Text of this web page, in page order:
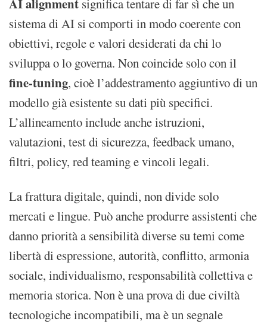
AI alignment significa tentare di far sì che un
sistema di AI si comporti in modo coerente con
obiettivi, regole e valori desiderati da chi lo
sviluppa o lo governa. Non coincide solo con il
fine-tuning, cioè l’addestramento aggiuntivo di un
modello già esistente su dati più specifici.
L’allineamento include anche istruzioni,
valutazioni, test di sicurezza, feedback umano,
filtri, policy, red teaming e vincoli legali.
La frattura digitale, quindi, non divide solo
mercati e lingue. Può anche produrre assistenti che
danno priorità a sensibilità diverse su temi come
libertà di espressione, autorità, conflitto, armonia
sociale, individualismo, responsabilità collettiva e
memoria storica. Non è una prova di due civiltà
tecnologiche incompatibili, ma è un segnale